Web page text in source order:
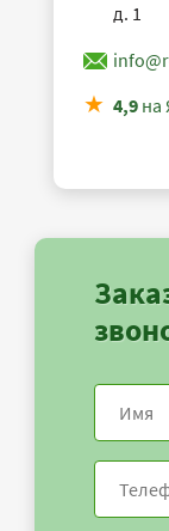
д. 1
4,9 на